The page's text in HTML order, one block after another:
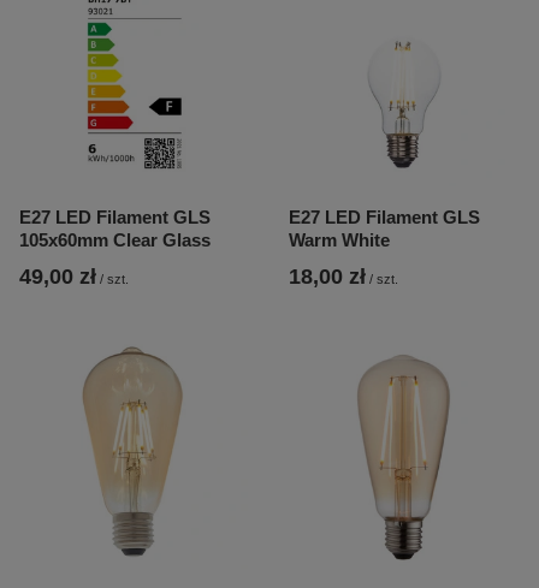
E27 LED Filament GLS
105x60mm Clear Glass
49,00 zł / szt.
E27 LED Filament GLS
Warm White
18,00 zł / szt.